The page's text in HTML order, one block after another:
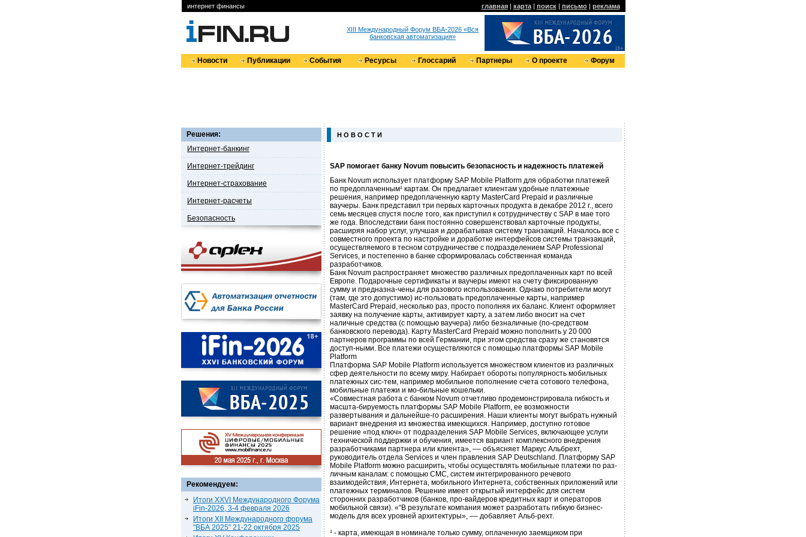
интернет финансы главная| карта| поиск| письмо| реклама
XIII Международный Форум ВБА-2026 «Вся
банковская автоматизация»
Новости Публикации События Ресурсы Глоссарий Партнеры О проекте Форум
Решения:
Интернет-банкинг
Интернет-трейдинг
Интернет-страхование
Интернет-расчеты
Безопасность
Рекомендуем:
Итоги XXVI Международного Форума
iFin-2026, 3-4 февраля 2026
Итоги XII Международного форума
"ВБА 2025" 21-22 октября 2025
Н О В О С Т И
SAP помогает банку Novum повысить безопасность и надежность платежей
Банк Novum использует платформу SAP Mobile Platform для обработки платежей
по предоплаченным¹ картам. Он предлагает клиентам удобные платежные
решения, например предоплаченную карту MasterCard Prepaid и различные
ваучеры. Банк представил три первых карточных продукта в декабре 2012 г., всего
семь месяцев спустя после того, как приступил к сотрудничеству с SAP в мае того
же года. Впоследствии банк постоянно совершенствовал карточные продукты,
расширяя набор услуг, улучшая и дорабатывая систему транзакций. Началось все с
совместного проекта по настройке и доработке интерфейсов системы транзакций,
осуществляемого в тесном сотрудничестве с подразделением SAP Professional
Services, и постепенно в банке сформировалась собственная команда
разработчиков.
Банк Novum распространяет множество различных предоплаченных карт по всей
Европе. Подарочные сертификаты и ваучеры имеют на счету фиксированную
сумму и предназна-чены для разового использования. Однако потребители могут
(там, где это допустимо) ис-пользовать предоплаченные карты, например
MasterCard Prepaid, несколько раз, просто пополняя их баланс. Клиент оформляет
заявку на получение карты, активирует карту, а затем либо вносит на счет
наличные средства (с помощью ваучера) либо безналичные (по-средством
банковского перевода). Карту MasterCard Prepaid можно пополнить у 20 000
партнеров программы по всей Германии, при этом средства сразу же становятся
доступ-ными. Все платежи осуществляются с помощью платформы SAP Mobile
Platform
Платформа SAP Mobile Platform используется множеством клиентов из различных
сфер деятельности по всему миру. Набирает обороты популярность мобильных
платежных сис-тем, например мобильное пополнение счета сотового телефона,
мобильные платежи и мо-бильные кошельки.
«Совместная работа с банком Novum отчетливо продемонстрировала гибкость и
масшта-бируемость платформы SAP Mobile Platform, ее возможности
развертывания и дальнейше-го расширения. Наши клиенты могут выбрать нужный
вариант внедрения из множества имеющихся. Например, доступно готовое
решение «под ключ» от подразделения SAP Mobile Services, включающее услуги
технической поддержки и обучения, имеется вариант комплексного внедрения
разработчиками партнера или клиента», –– объясняет Маркус Альбрехт,
руководитель отдела Services и член правления SAP Deutschland. Платформу SAP
Mobile Platform можно расширить, чтобы осуществлять мобильные платежи по раз-
личным каналам: с помощью СМС, систем интегрированного речевого
взаимодействия, Интернета, мобильного Интернета, собственных приложений или
платежных терминалов. Решение имеет открытый интерфейс для систем
сторонних разработчиков (банков, про-вайдеров кредитных карт и операторов
мобильной связи). «“В результате компания может разработать гибкую бизнес-
модель для всех уровней архитектуры», –– добавляет Альб-рехт.
¹ - карта, имеющая в номинале только сумму, оплаченную заемщиком при